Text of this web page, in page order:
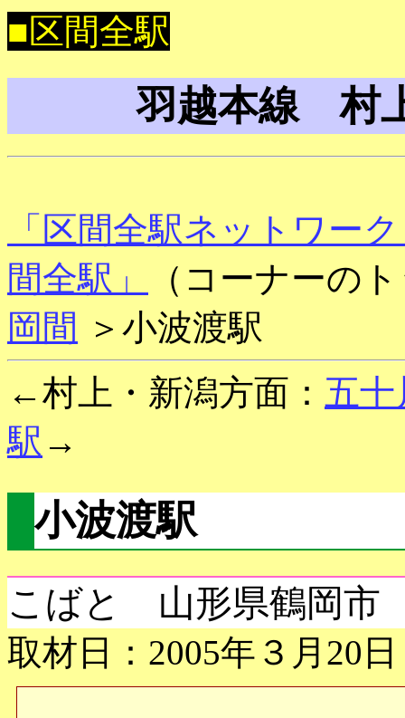
■区間全駅
羽越本線 村
「区間全駅ネットワー
間全駅」
（コーナーの
岡間 ＞小波渡駅
←村上・新潟方面： 五十
駅 →
小波渡駅
こばと 山形県鶴岡市
取材日：2005年３月20日